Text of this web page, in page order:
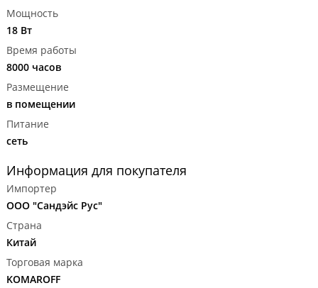
Мощность
18 Вт
Время работы
8000 часов
Размещение
в помещении
Питание
сеть
Информация для покупателя
Импортер
ООО "Сандэйс Рус"
Страна
Китай
Торговая марка
KOMAROFF